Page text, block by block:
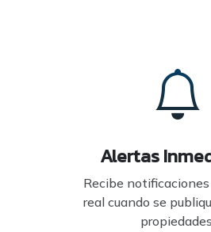
Alertas
Recibe
real cuando se